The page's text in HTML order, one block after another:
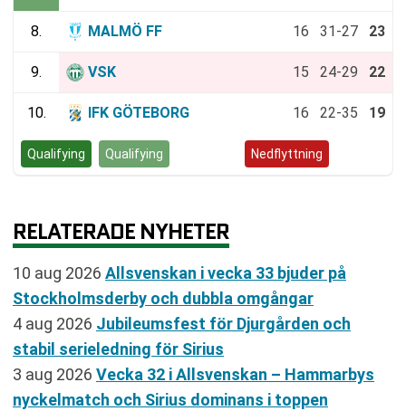
8. MALMÖ FF 16 31-27 23
9. VSK 15 24-29 22
10. IFK GÖTEBORG 16 22-35 19
Qualifying Qualifying Nedflyttning
RELATERADE NYHETER
10 aug 2026 Allsvenskan i vecka 33 bjuder på
Stockholmsderby och dubbla omgångar
4 aug 2026 Jubileumsfest för Djurgården och
stabil serieledning för Sirius
3 aug 2026 Vecka 32 i Allsvenskan – Hammarbys
nyckelmatch och Sirius dominans i toppen